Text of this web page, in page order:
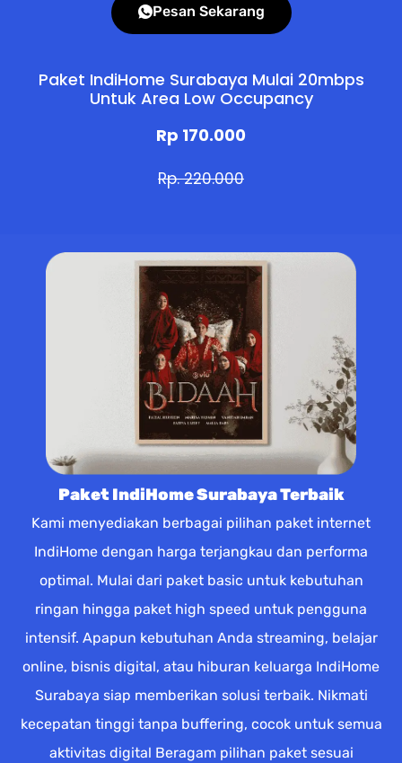
Pesan Sekarang
Paket IndiHome Surabaya Mulai 20mbps
Untuk Area Low Occupancy
Rp 170.000
Rp. 220.000
Paket IndiHome Surabaya Terbaik
Kami menyediakan berbagai pilihan paket internet
IndiHome dengan harga terjangkau dan performa
optimal. Mulai dari paket basic untuk kebutuhan
ringan hingga paket high speed untuk pengguna
intensif. Apapun kebutuhan Anda streaming, belajar
online, bisnis digital, atau hiburan keluarga IndiHome
Surabaya siap memberikan solusi terbaik. Nikmati
kecepatan tinggi tanpa buffering, cocok untuk semua
aktivitas digital Beragam pilihan paket sesuai